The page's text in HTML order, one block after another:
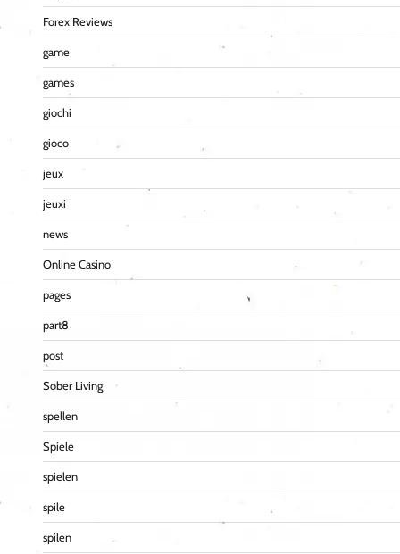
Forex Reviews
game
games
giochi
gioco
jeux
jeuxi
news
Online Casino
pages
part8
post
Sober Living
spellen
Spiele
spielen
spile
spilen